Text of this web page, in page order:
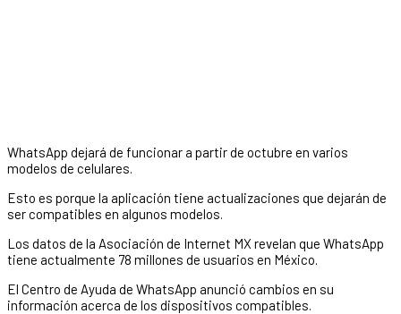
WhatsApp dejará de funcionar a partir de octubre en varios
modelos de celulares.
Esto es porque la aplicación tiene actualizaciones que dejarán de
ser compatibles en algunos modelos.
Los datos de la Asociación de Internet MX revelan que WhatsApp
tiene actualmente 78 millones de usuarios en México.
El Centro de Ayuda de WhatsApp anunció cambios en su
información acerca de los dispositivos compatibles.